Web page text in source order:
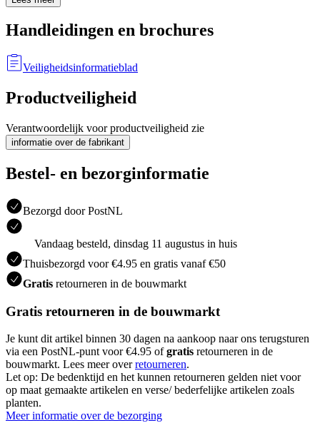
Handleidingen en brochures
Veiligheidsinformatieblad
Productveiligheid
Verantwoordelijk voor productveiligheid zie
informatie over de fabrikant
Bestel- en bezorginformatie
Bezorgd door PostNL
Vandaag besteld, dinsdag 11 augustus in huis
Thuisbezorgd voor €4.95 en gratis vanaf €50
Gratis retourneren in de bouwmarkt
Gratis retourneren in de bouwmarkt
Je kunt dit artikel binnen 30 dagen na aankoop naar ons terugsturen
via een PostNL-punt voor €4.95 ofgratis retourneren in de
bouwmarkt. Lees meer overretourneren.
Let op: De bedenktijd en het kunnen retourneren gelden niet voor
op maat gemaakte artikelen en verse/ bederfelijke artikelen zoals
planten.
Meer informatie over de bezorging